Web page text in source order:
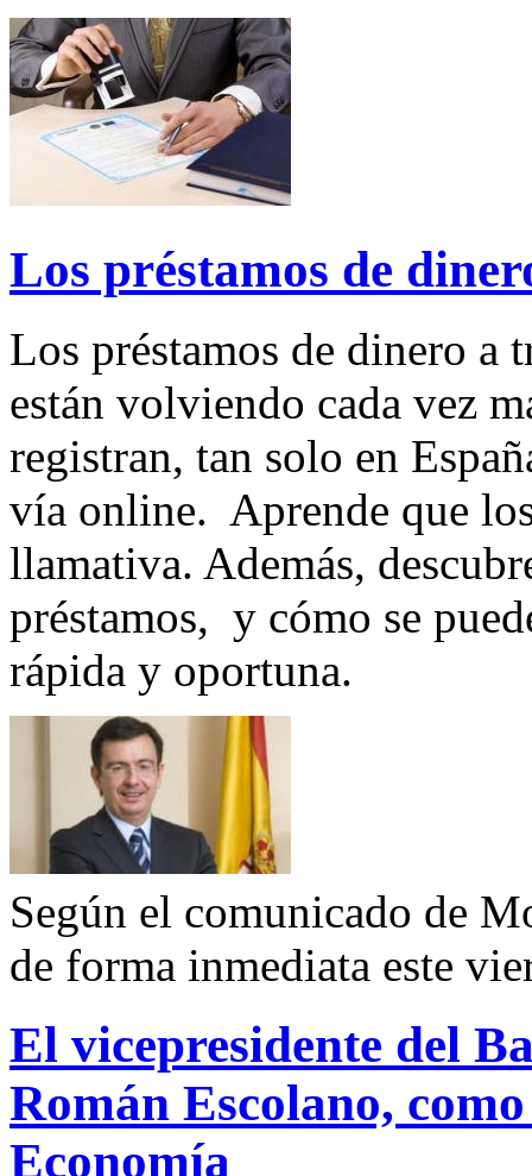
Los préstamos de
Los préstamos de dinero a
están volviendo cada vez
registran, tan solo en
vía online. Aprende que
llamativa. Además,
préstamos, y cómo se
rápida y oportuna.
Según el comunicado de
de forma inmediata este
El vicepresidente del
Román Escolano,
Economía